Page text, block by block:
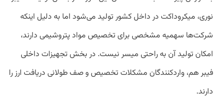
نوری، میکروداکت در داخل کشور تولید می‌‌شود اما به دلیل اینکه
شرکت‌ها سهمیه مشخصی برای تخصیص مواد پتروشیمی دارند،
امکان تولید آن به راحتی میسر نیست. در بخش تجهیزات داخلی
فیبر هم، واردکنندگان مشکلات تخصیص و صف طولانی دریافت ارز را
دارند.